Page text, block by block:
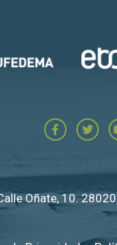
Oñate, 10.